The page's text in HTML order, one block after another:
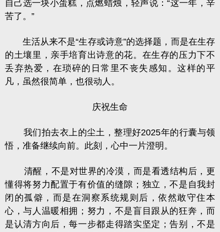
自己选一块小蛋糕，点燃蜡烛，轻声说：“这一年，辛
苦了。”
生活从来不是“生存或诗意”的选择题，而是在生存
的土壤里，亲手培育出诗意的花。在生存的压力下不
丢弃热爱，在琐碎的日常里不丧失感知。这样的平
凡，虽然很简单，也很动人。
庆祝生命
我们拍去衣上的尘土，整理好2025年的行囊与领
悟，准备继续向前。此刻，心中一片澄明。
清醒，不是对世界的冷漠，而是看透结构后，更
懂得将努力配置于有价值的缝隙；独立，不是自我封
闭的孤僻，而是在洞察系统规则后，依然敢守住本
心，与人温暖相拥；努力，不是盲目跟从的狂奔，而
是认清方向后，每一步都走得踏实坚定；告别，不是